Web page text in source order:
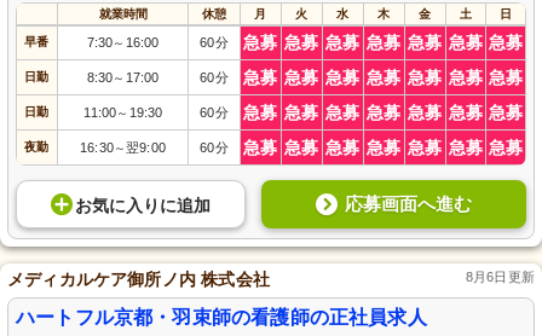
就業時間 休憩 月 火 水 木 金 土 日
早番 7:30～ 16:00 60分 急募 急募 急募 急募 急募 急募 急募
日勤 8:30～ 17:00 60分 急募 急募 急募 急募 急募 急募 急募
日勤 11:00～ 19:30 60分 急募 急募 急募 急募 急募 急募 急募
夜勤 16:30～翌9:00 60分 急募 急募 急募 急募 急募 急募 急募
お気に入り に追加 応募画面へ進む
メディカルケア御所ノ内 株式会社 8月6日更新
ハートフル京都・羽束師の看護師の正社員求人